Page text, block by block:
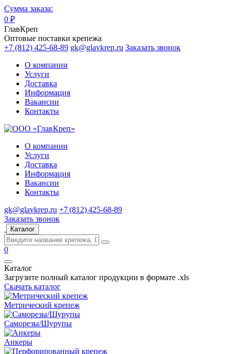
Сумма заказа:
0 ₽
ГлавКреп
Оптовые поставки крепежа
+7 (812) 425-68-89 gk@glavkrep.ru Заказать звонок
О компании
Услуги
Доставка
Информация
Вакансии
Контакты
О компании
Услуги
Доставка
Информация
Вакансии
Контакты
gk@glavkrep.ru +7 (812) 425-68-89
Заказать звонок
Каталог
0
Каталог
Загрузите полный каталог продукции в формате .xls
Скачать каталог
Метрический крепеж
Саморезы/Шурупы
Анкеры